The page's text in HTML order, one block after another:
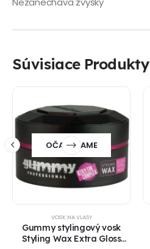
Súvisiace Produkty
OČAKÁVAME
VOSK NA VLASY
Gummy stylingový vosk
Styling Wax Extra Gloss